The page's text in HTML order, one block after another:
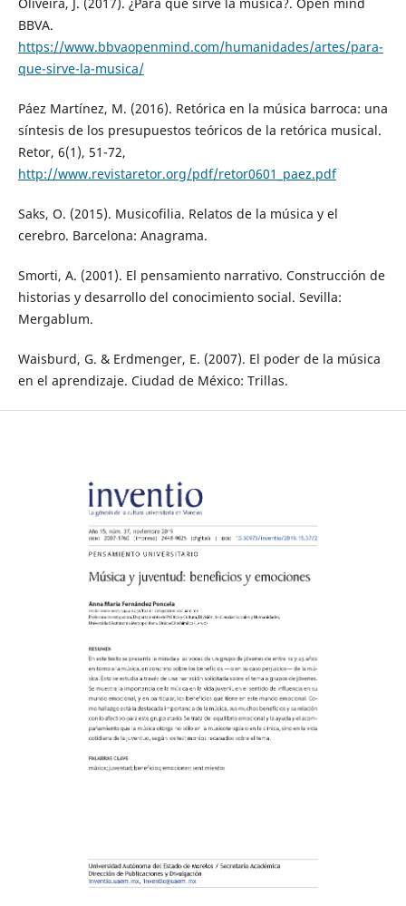
BBVA.
https://www.bbvaopenmind.com/humanidades/artes/para-
que-sirve-la-musica/
Páez Martínez, M. (2016). Retórica en la música barroca: una
síntesis de los presupuestos teóricos de la retórica musical.
Retor, 6(1), 51-72,
http://www.revistaretor.org/pdf/retor0601_paez.pdf
Saks, O. (2015). Musicofilia. Relatos de la música y el
cerebro. Barcelona: Anagrama.
Smorti, A. (2001). El pensamiento narrativo. Construcción de
historias y desarrollo del conocimiento social. Sevilla:
Mergablum.
Waisburd, G. & Erdmenger, E. (2007). El poder de la música
en el aprendizaje. Ciudad de México: Trillas.